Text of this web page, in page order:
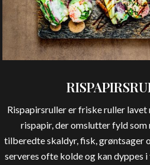
Rispapirsruller er friske ruller lavet
rispapir, der omslutter fyld som
tilberedte skaldyr, fisk, grøntsager
serveres ofte kolde og kan dyppes